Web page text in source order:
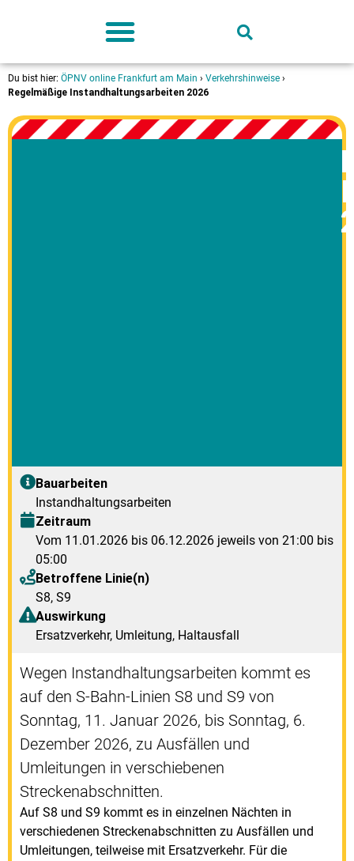
Du bist hier: ÖPNV online Frankfurt am Main › Verkehrshinweise ›
Regelmäßige Instandhaltungsarbeiten 2026
Bauarbeiten
Instandhaltungsarbeiten
Zeitraum
Vom 11.01.2026 bis 06.12.2026 jeweils von 21:00 bis
05:00
Betroffene Linie(n)
S8, S9
Auswirkung
Ersatzverkehr, Umleitung, Haltausfall
Wegen Instandhaltungsarbeiten kommt es
auf den S-Bahn-Linien S8 und S9 von
Sonntag, 11. Januar 2026, bis Sonntag, 6.
Dezember 2026, zu Ausfällen und
Umleitungen in verschiebenen
Streckenabschnitten.
Auf S8 und S9 kommt es in einzelnen Nächten in
verschiedenen Streckenabschnitten zu Ausfällen und
Umleitungen, teilweise mit Ersatzverkehr. Für die